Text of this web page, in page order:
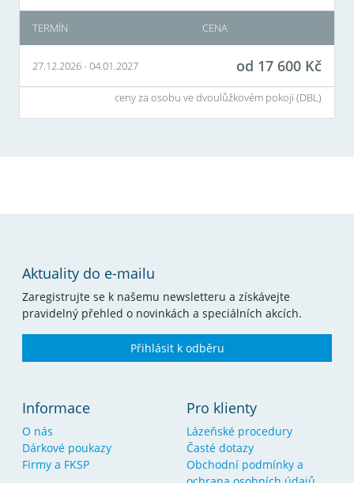
TERMÍN CENA
27.12.2026-04.01.2027 od 17 600 Kč
ceny za osobu ve dvoulůžkovém pokoji (DBL)
Aktuality do e-mailu
Zaregistrujte se k našemu newsletteru a získávejte
pravidelný přehled o novinkách a speciálních akcích.
Přihlásit k odběru
Informace
O nás
Dárkové poukazy
Firmy a FKSP
Pro klienty
Lázeňské procedury
Časté dotazy
Obchodní podmínky a